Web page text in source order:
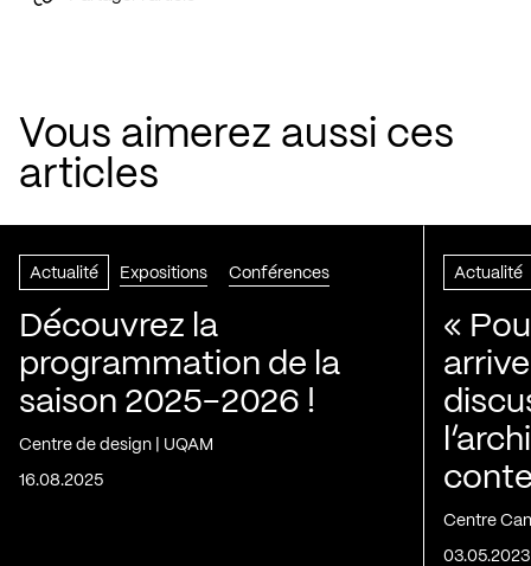
Vous aimerez aussi ces
articles
Actualité Expositions Conférences
Découvrez la
programmation de la
saison 2025-2026 !
Centre de design | UQAM
16.08.2025
Actualité
«
Centre
03.05.2023